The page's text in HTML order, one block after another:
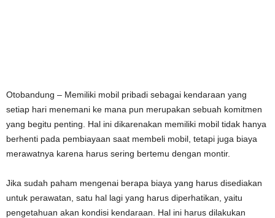
Otobandung – Memiliki mobil pribadi sebagai kendaraan yang
setiap hari menemani ke mana pun merupakan sebuah komitmen
yang begitu penting. Hal ini dikarenakan memiliki mobil tidak hanya
berhenti pada pembiayaan saat membeli mobil, tetapi juga biaya
merawatnya karena harus sering bertemu dengan montir.
Jika sudah paham mengenai berapa biaya yang harus disediakan
untuk perawatan, satu hal lagi yang harus diperhatikan, yaitu
pengetahuan akan kondisi kendaraan. Hal ini harus dilakukan